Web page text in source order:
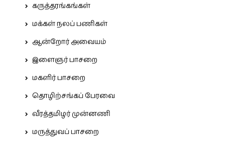
கருத்தரங்கங்கள்
மக்கள் நலப் பணிகள்
ஆன்றோர் அவையம்
இளைஞர் பாசறை
மகளிர் பாசறை
தொழிற்சங்கப் பேரவை
வீரத்தமிழர் முன்னணி
மருத்துவப் பாசறை